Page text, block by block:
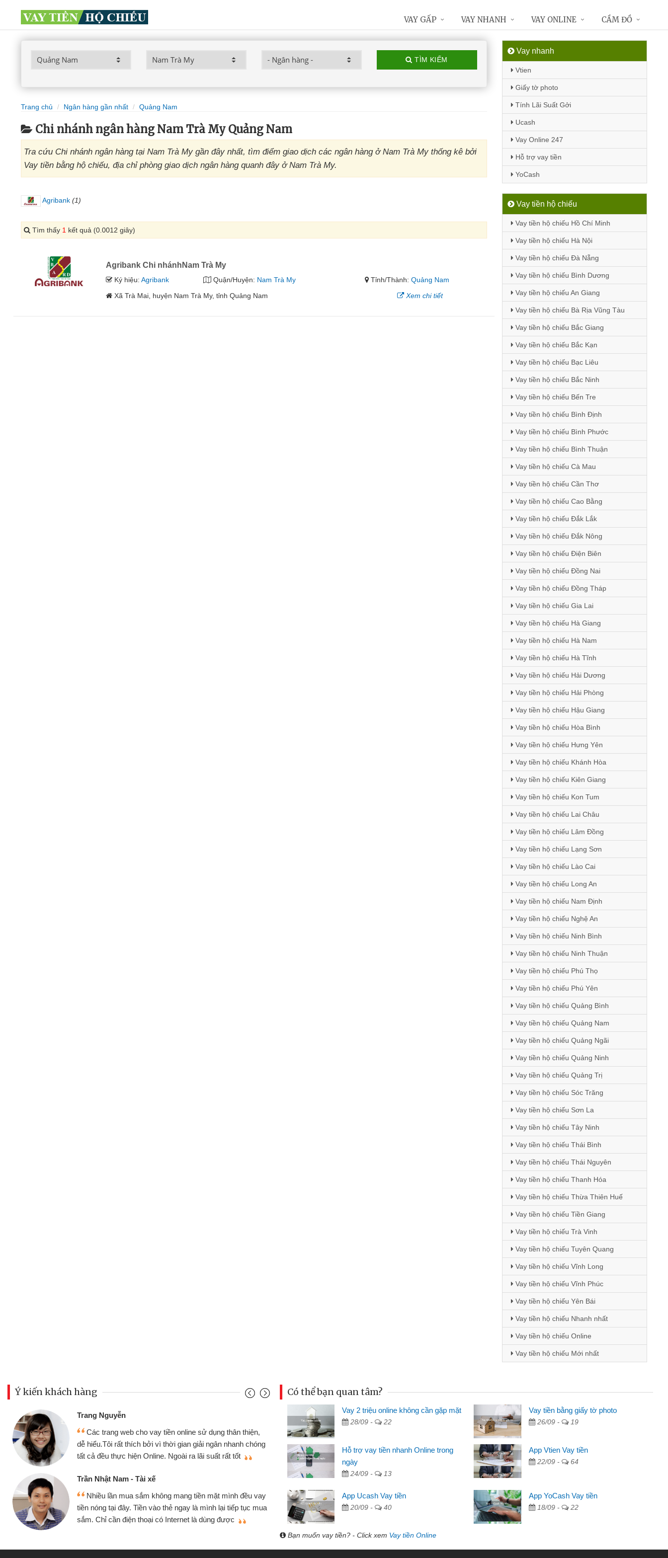
TÌM KIẾM
Trang chủ Ngân hàng gần nhất Quảng Nam
Chi nhánh ngân hàng Nam Trà My Quảng Nam
Tra cứu Chi nhánh ngân hàng tại Nam Trà My gần đây nhất, tìm điểm giao dịch các ngân hàng ở Nam Trà My thống kê bởi
Vay tiền bằng hộ chiếu, địa chỉ phòng giao dịch ngân hàng quanh đây ở Nam Trà My.
Agribank (1)
Tìm thấy 1 kết quả (0.0012 giây)
Agribank Chi nhánhNam Trà My
Ký hiệu:Agribank Quận/Huyện: Nam Trà My Tỉnh/Thành:Quảng Nam
Xã Trà Mai, huyện Nam Trà My, tỉnh Quảng Nam
Xem chi tiết
Vay nhanh
Vtien
Giấy tờ photo
Tính Lãi Suất Gởi
Ucash
Vay Online 247
Hỗ trợ vay tiền
YoCash
Vay tiền hộ chiếu
Vay tiền hộ chiếu Hồ Chí Minh
Vay tiền hộ chiếu Hà Nội
Vay tiền hộ chiếu Đà Nẵng
Vay tiền hộ chiếu Bình Dương
Vay tiền hộ chiếu An Giang
Vay tiền hộ chiếu Bà Rịa Vũng Tàu
Vay tiền hộ chiếu Bắc Giang
Vay tiền hộ chiếu Bắc Kạn
Vay tiền hộ chiếu Bạc Liêu
Vay tiền hộ chiếu Bắc Ninh
Vay tiền hộ chiếu Bến Tre
Vay tiền hộ chiếu Bình Định
Vay tiền hộ chiếu Bình Phước
Vay tiền hộ chiếu Bình Thuận
Vay tiền hộ chiếu Cà Mau
Vay tiền hộ chiếu Cần Thơ
Vay tiền hộ chiếu Cao Bằng
Vay tiền hộ chiếu Đắk Lắk
Vay tiền hộ chiếu Đắk Nông
Vay tiền hộ chiếu Điện Biên
Vay tiền hộ chiếu Đồng Nai
Vay tiền hộ chiếu Đồng Tháp
Vay tiền hộ chiếu Gia Lai
Vay tiền hộ chiếu Hà Giang
Vay tiền hộ chiếu Hà Nam
Vay tiền hộ chiếu Hà Tĩnh
Vay tiền hộ chiếu Hải Dương
Vay tiền hộ chiếu Hải Phòng
Vay tiền hộ chiếu Hậu Giang
Vay tiền hộ chiếu Hòa Bình
Vay tiền hộ chiếu Hưng Yên
Vay tiền hộ chiếu Khánh Hòa
Vay tiền hộ chiếu Kiên Giang
Vay tiền hộ chiếu Kon Tum
Vay tiền hộ chiếu Lai Châu
Vay tiền hộ chiếu Lâm Đồng
Vay tiền hộ chiếu Lạng Sơn
Vay tiền hộ chiếu Lào Cai
Vay tiền hộ chiếu Long An
Vay tiền hộ chiếu Nam Định
Vay tiền hộ chiếu Nghệ An
Vay tiền hộ chiếu Ninh Bình
Vay tiền hộ chiếu Ninh Thuận
Vay tiền hộ chiếu Phú Thọ
Vay tiền hộ chiếu Phú Yên
Vay tiền hộ chiếu Quảng Bình
Vay tiền hộ chiếu Quảng Nam
Vay tiền hộ chiếu Quảng Ngãi
Vay tiền hộ chiếu Quảng Ninh
Vay tiền hộ chiếu Quảng Trị
Vay tiền hộ chiếu Sóc Trăng
Vay tiền hộ chiếu Sơn La
Vay tiền hộ chiếu Tây Ninh
Vay tiền hộ chiếu Thái Bình
Vay tiền hộ chiếu Thái Nguyên
Vay tiền hộ chiếu Thanh Hóa
Vay tiền hộ chiếu Thừa Thiên Huế
Vay tiền hộ chiếu Tiền Giang
Vay tiền hộ chiếu Trà Vinh
Vay tiền hộ chiếu Tuyên Quang
Vay tiền hộ chiếu Vĩnh Long
Vay tiền hộ chiếu Vĩnh Phúc
Vay tiền hộ chiếu Yên Bái
Vay tiền hộ chiếu Nhanh nhất
Vay tiền hộ chiếu Online
Vay tiền hộ chiếu Mới nhất
VAY GẤP VAY NHANH VAY ONLINE CẦM ĐỒ
Ý kiến khách hàng
sử dụng thân thiện,
giải ngân nhanh chóng
lãi suất rất tốt
tiền mặt mình đều vay
là mình lại tiếp tục mua
là dùng được
Mình cần tiền gấp nên định cầm cố chiếc xe wave
nhưng thật may đã có gói vay tiền bằng CMND online
không cần gặp mặt nên rất tiện lợi, sẽ giới thiệu cho bạn
bè biết
Tôi kinh doanh buôn bán nhỏ lẻ nhiều lúc cần vốn nhập
hàng, nhờ biết đến website qua bạn bè giới thiệu tôi đã giải
quyết được công việc của mình nhanh chóng
Mai Lan - Sinh viên
Tôi biết đến thông qua quảng cáo trên facebook. Tôi là
sinh viên nên cần đóng tiền nhà, sinh nhật bạn bè, mà đọc
thấy thủ tục nhanh gọn nên tôi quyết định vay
Lâm Minh Chánh
Mất 2 tuần các ngân hàng không ai cho vay. Trong khi
cần có 2 triệu để giải quyết việc riêng, trong 1-2 ngày tôi trả
được thôi. Cảm ơn đã giúp tôi kịp thời và nhanh chóng
Có thể bạn quan tâm?
Vay 2 triệu online không cần gặp mặt
28/09 - 22
Vay tiền bằng giấy tờ photo
26/09 - 19
Hỗ trợ vay tiền nhanh Online trong
ngày
24/09 - 13
App Vtien Vay tiền
22/09 - 64
App Ucash Vay tiền
20/09 - 40
App YoCash Vay tiền
18/09 - 22
Bạn muốn vay tiền? - Click xem Vay tiền Online